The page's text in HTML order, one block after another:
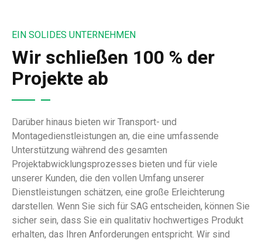
EIN SOLIDES UNTERNEHMEN
Wir schließen 100 % der
Projekte ab
Darüber hinaus bieten wir Transport- und
Montagedienstleistungen an, die eine umfassende
Unterstützung während des gesamten
Projektabwicklungsprozesses bieten und für viele
unserer Kunden, die den vollen Umfang unserer
Dienstleistungen schätzen, eine große Erleichterung
darstellen. Wenn Sie sich für SAG entscheiden, können Sie
sicher sein, dass Sie ein qualitativ hochwertiges Produkt
erhalten, das Ihren Anforderungen entspricht. Wir sind